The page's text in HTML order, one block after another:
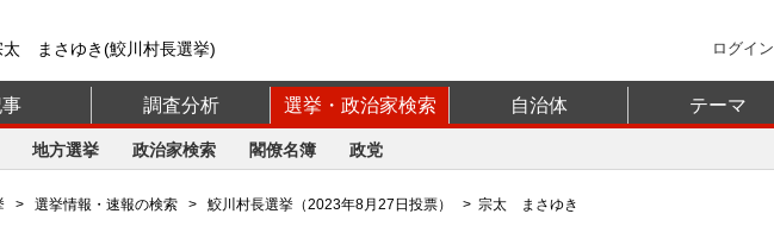
太 まさゆき(鮫川村長選挙) ログイン
調査分析 選挙・政治家検索 自治体 テーマ
地方選挙 政治家検索 閣僚名簿 政党
> 選挙情報・速報の検索 > 鮫川村長選挙（2023年8月27日投票） > 宗太 まさゆき